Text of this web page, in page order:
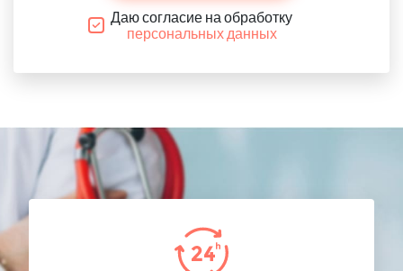
Даю согласие на обработку
персональных данных